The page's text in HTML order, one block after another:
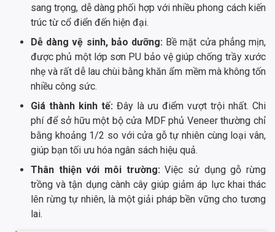
sang trọng, dễ dàng phối hợp với nhiều phong cách kiến
trúc từ cổ điển đến hiện đại.
Dễ dàng vệ sinh, bảo dưỡng: Bề mặt cửa phẳng mịn,
được phủ một lớp sơn PU bảo vệ giúp chống trầy xước
nhẹ và rất dễ lau chùi bằng khăn ẩm mềm mà không tốn
nhiều công sức.
Giá thành kinh tế: Đây là ưu điểm vượt trội nhất. Chi
phí để sở hữu một bộ cửa MDF phủ Veneer thường chỉ
bằng khoảng 1/2 so với cửa gỗ tự nhiên cùng loại vân,
giúp bạn tối ưu hóa ngân sách hiệu quả.
Thân thiện với môi trường:Việc sử dụng gỗ rừng
trồng và tận dụng cành cây giúp giảm áp lực khai thác
lên rừng tự nhiên, là một giải pháp bền vững cho tương
lai.